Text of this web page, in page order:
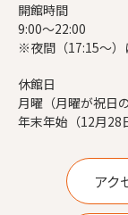
開館時間
9:00～22:00
※夜間（17:15～）
休館日
月曜（月曜が祝日
年末年始（12月28
アク